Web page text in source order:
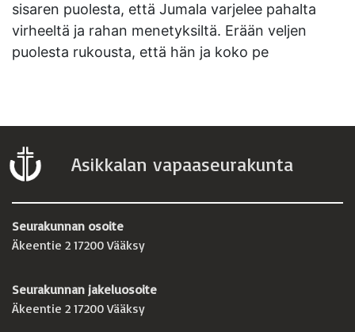
sisaren puolesta, että Jumala varjelee pahalta
virheeltä ja rahan menetyksiltä. Erään veljen
puolesta rukousta, että hän ja koko pe
Asikkalan vapaaseurakunta
Seurakunnan osoite
Äkeentie 2 17200 Vääksy
Seurakunnan jakeluosoite
Äkeentie 2 17200 Vääksy